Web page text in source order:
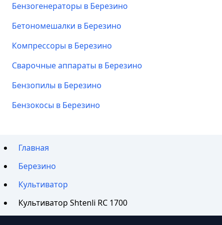
Бензогенераторы в Березино
Бетономешалки в Березино
Компрессоры в Березино
Сварочные аппараты в Березино
Бензопилы в Березино
Бензокосы в Березино
Главная
Березино
Культиватор
Культиватор Shtenli RC 1700